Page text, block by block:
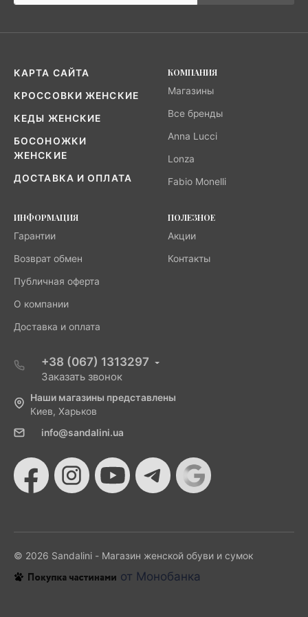
КАРТА САЙТА
КРОССОВКИ ЖЕНСКИЕ
КЕДЫ ЖЕНСКИЕ
БОСОНОЖКИ
ЖЕНСКИЕ
ДОСТАВКА И ОПЛАТА
КОМПАНИЯ
Магазины
Все бренды
Anna Lucci
Lonza
Fabio Monelli
ИНФОРМАЦИЯ
Гарантии
Возврат обмен
Публичная оферта
О компании
Доставка и оплата
ПОЛЕЗНОЕ
Акции
Контакты
+38 (067) 1313297
Заказать звонок
Наши магазины представлены
Киев, Харьков
info@sandalini.ua
© 2026 Sandalini - Магазин женской обуви и сумок
от Монобанка